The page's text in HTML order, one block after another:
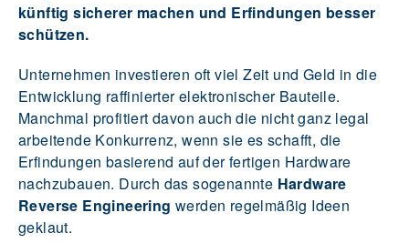
künftig sicherer machen und Erfindungen besser
schützen.
Unternehmen investieren oft viel Zeit und Geld in die
Entwicklung raffinierter elektronischer Bauteile.
Manchmal profitiert davon auch die nicht ganz legal
arbeitende Konkurrenz, wenn sie es schafft, die
Erfindungen basierend auf der fertigen Hardware
nachzubauen. Durch das sogenannte Hardware
Reverse Engineering werden regelmäßig Ideen
geklaut.